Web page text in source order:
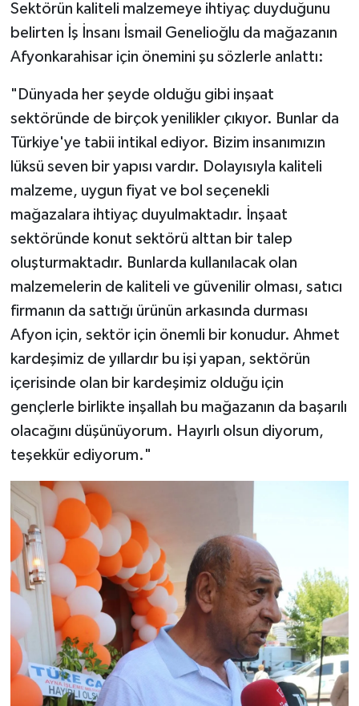
Sektörün kaliteli malzemeye ihtiyaç duyduğunu
belirten İş İnsanı İsmail Genelioğlu da mağazanın
Afyonkarahisar için önemini şu sözlerle anlattı:
"Dünyada her şeyde olduğu gibi inşaat
sektöründe de birçok yenilikler çıkıyor. Bunlar da
Türkiye'ye tabii intikal ediyor. Bizim insanımızın
lüksü seven bir yapısı vardır. Dolayısıyla kaliteli
malzeme, uygun fiyat ve bol seçenekli
mağazalara ihtiyaç duyulmaktadır. İnşaat
sektöründe konut sektörü alttan bir talep
oluşturmaktadır. Bunlarda kullanılacak olan
malzemelerin de kaliteli ve güvenilir olması, satıcı
firmanın da sattığı ürünün arkasında durması
Afyon için, sektör için önemli bir konudur. Ahmet
kardeşimiz de yıllardır bu işi yapan, sektörün
içerisinde olan bir kardeşimiz olduğu için
gençlerle birlikte inşallah bu mağazanın da başarılı
olacağını düşünüyorum. Hayırlı olsun diyorum,
teşekkür ediyorum."